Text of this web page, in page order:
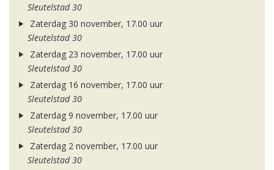
Sleutelstad 30
Zaterdag 30 november, 17.00 uur
Sleutelstad 30
Zaterdag 23 november, 17.00 uur
Sleutelstad 30
Zaterdag 16 november, 17.00 uur
Sleutelstad 30
Zaterdag 9 november, 17.00 uur
Sleutelstad 30
Zaterdag 2 november, 17.00 uur
Sleutelstad 30